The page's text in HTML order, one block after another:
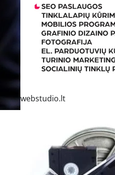
webstudio.lt